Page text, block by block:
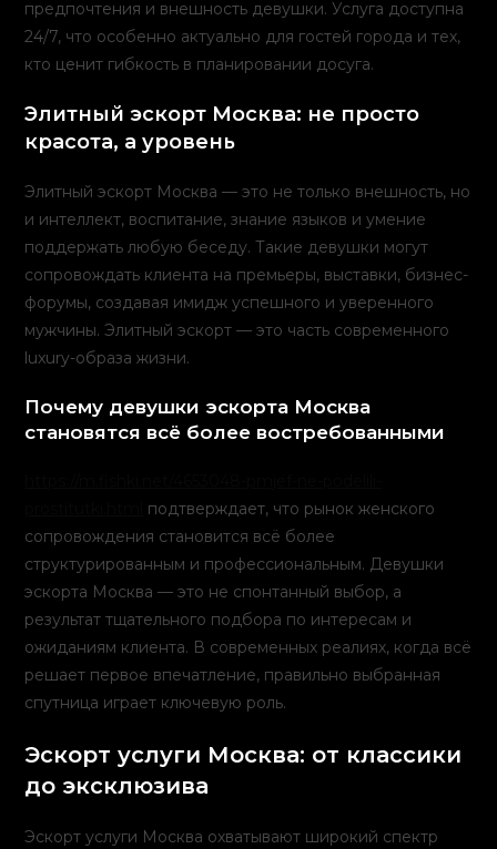
предпочтения и внешность девушки. Услуга доступна
24/7, что особенно актуально для гостей города и тех,
кто ценит гибкость в планировании досуга.
Элитный эскорт Москва: не просто
красота, а уровень
Элитный эскорт Москва — это не только внешность, но
и интеллект, воспитание, знание языков и умение
поддержать любую беседу. Такие девушки могут
сопровождать клиента на премьеры, выставки, бизнес-
форумы, создавая имидж успешного и уверенного
мужчины. Элитный эскорт — это часть современного
luxury-образа жизни.
Почему девушки эскорта Москва
становятся всё более востребованными
подтверждает, что рынок женского
сопровождения становится всё более
структурированным и профессиональным. Девушки
эскорта Москва — это не спонтанный выбор, а
результат тщательного подбора по интересам и
ожиданиям клиента. В современных реалиях, когда всё
решает первое впечатление, правильно выбранная
спутница играет ключевую роль.
Эскорт услуги Москва: от классики
до эксклюзива
Эскорт услуги Москва охватывают широкий спектр